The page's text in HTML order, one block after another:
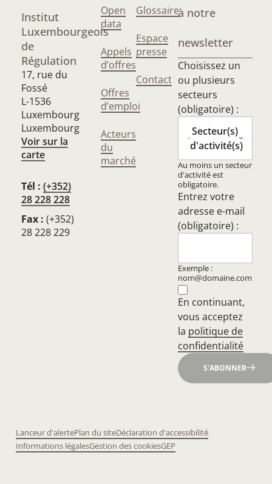
Institut
Luxembourgeois
de
Régulation
17, rue du
Fossé
L-1536
Luxembourg
Luxembourg
Voir sur la
carte
Tél : (+352)
28 228 228
Fax : (+352)
28 228 229
Open
data
Appels
d’offres
Offres
d’emploi
Acteurs
du
marché
Glossaire
Espace
presse
Contact
à notre
newsletter
Choisissez un
ou plusieurs
secteurs
(obligatoire) :
Secteur(s)
d'activité(s)
Au moins un secteur
d'activité est
obligatoire.
Entrez votre
adresse e-mail
(obligatoire) :
Exemple :
nom@domaine.com
En continuant,
vous acceptez
la politique de
confidentialité
S'ABONNER
Lanceur d'alertePlan du siteDéclaration d'accessibilité
Informations légalesGestion des cookiesGEP